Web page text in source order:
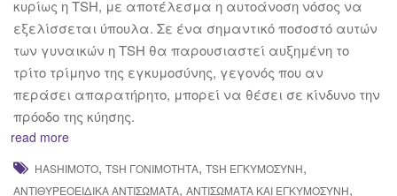
κυρίως η TSH, με αποτέλεσμα η αυτοάνοση νόσος να
εξελίσσεται ύπουλα. Σε ένα σημαντικό ποσοστό αυτών
των γυναικών η TSH θα παρουσιαστεί αυξημένη το
τρίτο τρίμηνο της εγκυμοσύνης, γεγονός που αν
περάσει απαρατήρητο, μπορεί να θέσει σε κίνδυνο την
πρόοδο της κύησης.
read more
HASHIMOTO, TSH ΓΟΝΙΜΌΤΗΤΑ, TSH ΕΓΚΥΜΟΣΎΝΗ,
ΑΝΤΙΘΥΡΕΟΕΙΔΙΚΆ ΑΝΤΙΣΏΜΑΤΑ, ΑΝΤΙΣΩΜΑΤΑ ΚΑΙ ΕΓΚΥΜΟΣΥΝΗ,